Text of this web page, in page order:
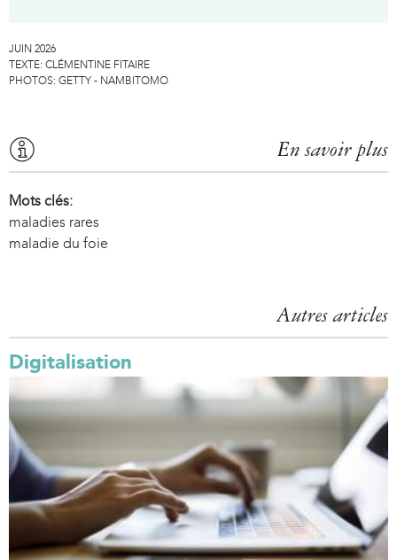
JUIN 2026
TEXTE: CLÉMENTINE FITAIRE
PHOTOS: GETTY - NAMBITOMO
En savoir plus
Mots clés:
maladies rares
maladie du foie
Autres articles
Digitalisation